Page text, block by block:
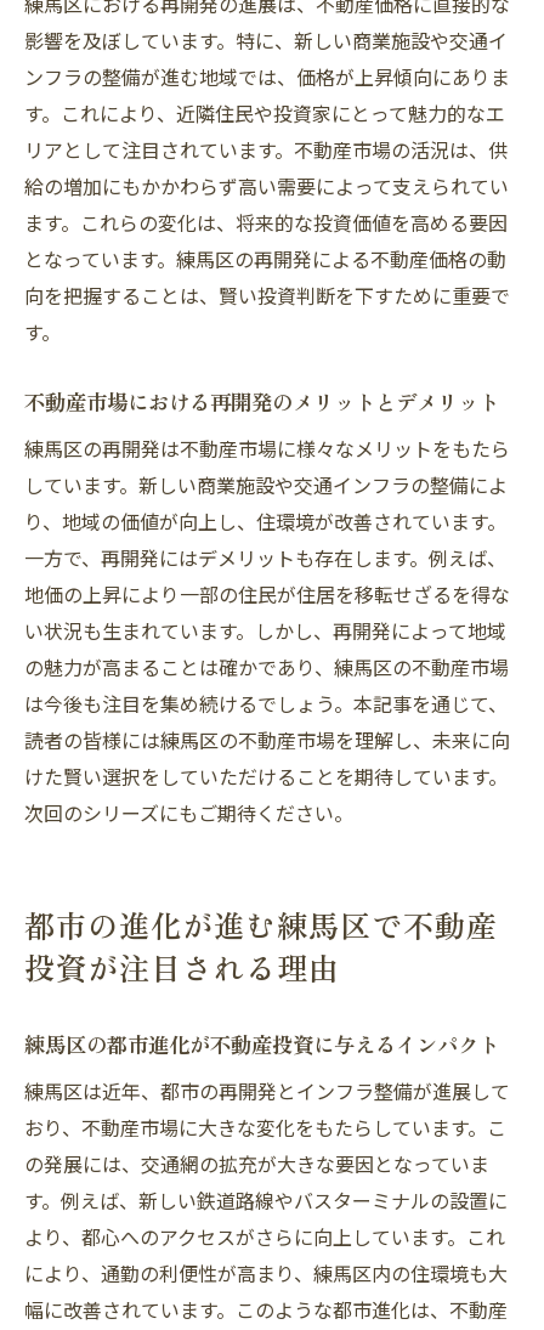
練馬区で理想の住まいを見つけるための最新不
動産情報
最新の不動産トレンドと市場動向
理想の住まい探しに役立つ情報源
練馬区での不動産選びのポイント
住まい選びにおけるエリア比較の重要性
最新の不動産情報を活用した賢い選択
影響を及ぼしています。特に、新しい商業施設や交通イ
ンフラの整備が進む地域では、価格が上昇傾向にありま
す。これにより、近隣住民や投資家にとって魅力的なエ
リアとして注目されています。不動産市場の活況は、供
給の増加にもかかわらず高い需要によって支えられてい
ます。これらの変化は、将来的な投資価値を高める要因
となっています。練馬区の再開発による不動産価格の動
向を把握することは、賢い投資判断を下すために重要で
す。
不動産市場における再開発のメリットとデメリット
練馬区の再開発は不動産市場に様々なメリットをもたら
しています。新しい商業施設や交通インフラの整備によ
り、地域の価値が向上し、住環境が改善されています。
一方で、再開発にはデメリットも存在します。例えば、
地価の上昇により一部の住民が住居を移転せざるを得な
い状況も生まれています。しかし、再開発によって地域
の魅力が高まることは確かであり、練馬区の不動産市場
は今後も注目を集め続けるでしょう。本記事を通じて、
読者の皆様には練馬区の不動産市場を理解し、未来に向
けた賢い選択をしていただけることを期待しています。
次回のシリーズにもご期待ください。
都市の進化が進む練馬区で不動産
投資が注目される理由
練馬区の都市進化が不動産投資に与えるインパクト
練馬区は近年、都市の再開発とインフラ整備が進展して
おり、不動産市場に大きな変化をもたらしています。こ
の発展には、交通網の拡充が大きな要因となっていま
す。例えば、新しい鉄道路線やバスターミナルの設置に
より、都心へのアクセスがさらに向上しています。これ
により、通勤の利便性が高まり、練馬区内の住環境も大
幅に改善されています。このような都市進化は、不動産